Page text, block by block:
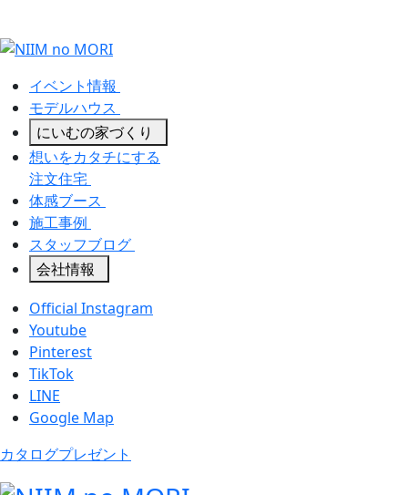
イベント情報
モデルハウス
にいむの家づくり
想いをカタチにする
注文住宅
体感ブース
施工事例
スタッフブログ
会社情報
Official Instagram
Youtube
Pinterest
TikTok
LINE
Google Map
カタログプレゼント